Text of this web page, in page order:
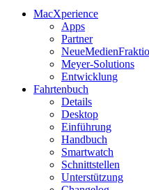
MacXperience
Apps
Partner
Meyer-Solutions
Entwicklung
Fahrtenbuch
Details
Desktop
Einführung
Handbuch
Smartwatch
Schnittstellen
Unterstützung